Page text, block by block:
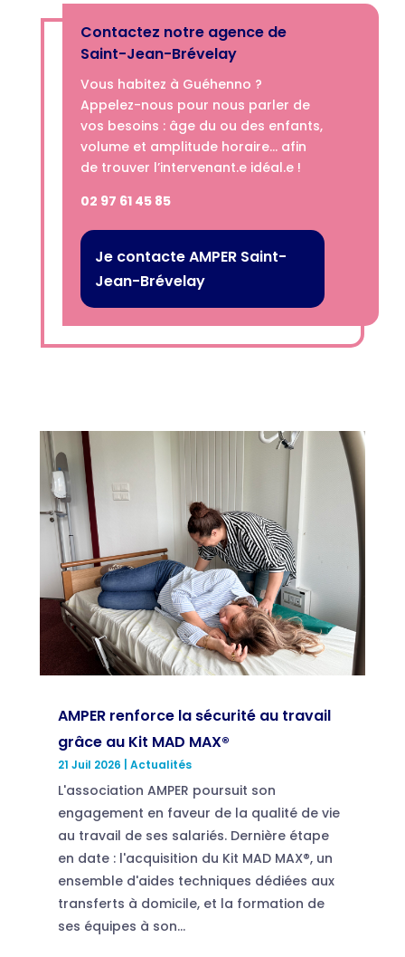
Contactez notre agence de
Saint-Jean-Brévelay
Vous habitez à Guéhenno ?
Appelez-nous­­ pour nous parler de
vos besoins : âge du ou des enfants,
volume et amplitude horaire… afin
de trouver l’intervenant.e idéal.e !
02 97 61 45 85
Je contacte AMPER Saint-
Jean-Brévelay
AMPER renforce la sécurité au travail
grâce au Kit MAD MAX®
21 Juil 2026 Actualités
L'association AMPER poursuit son
engagement en faveur de la qualité de vie
au travail de ses salariés. Dernière étape
en date : l'acquisition du Kit MAD MAX®, un
ensemble d'aides techniques dédiées aux
transferts à domicile, et la formation de
ses équipes à son...